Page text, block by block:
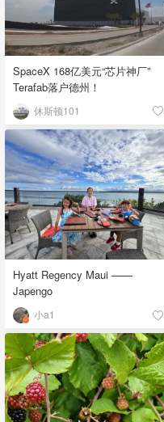
SpaceX 168亿美元“芯片神厂”
Terafab落户德州！
休斯顿101
Hyatt Regency Maui ——
Japengo
小a1